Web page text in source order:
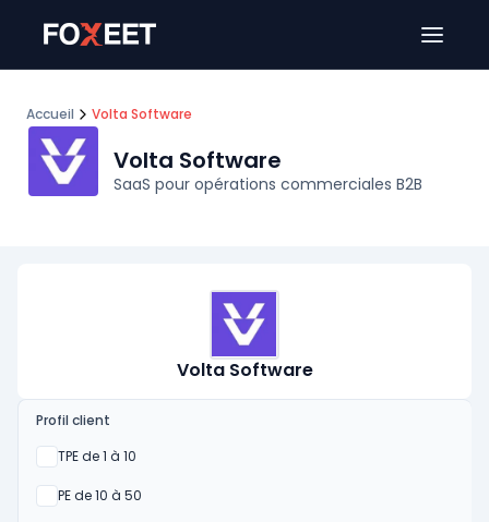
Accueil Volta Software
Volta Software
SaaS pour opérations commerciales B2B
Volta Software
Profil client
TPE de 1 à 10
Oui
PE de 10 à 50
Oui